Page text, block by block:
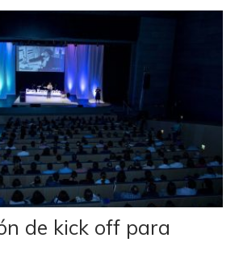
de kick off para